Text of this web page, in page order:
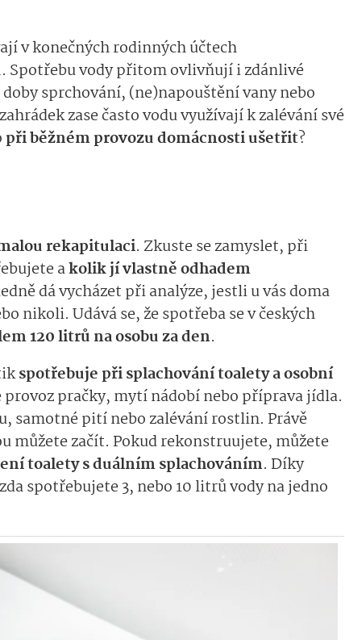
v konečných rodinných účtech
. Spotřebu vody přitom ovlivňují i zdánlivé
sprchování, (ne)napouštění vany nebo
zase často vodu využívají k zalévání své
při běžném provozu domácnosti ušetřit?
rekapitulaci. Zkuste se zamyslet, při
akolik jí vlastně odhadem
dá vycházet při analýze, jestli u vás doma
nikoli. Udává se, že spotřeba se v českých
120 litrů na osobu za den.
spotřebuje při splachování toalety a osobní
provoz pračky, mytí nádobí nebo příprava jídla.
samotné pití nebo zalévání rostlin. Právě
můžete začít. Pokud rekonstruujete, můžete
toalety s duálním splachováním. Díky
spotřebujete 3, nebo 10 litrů vody na jedno